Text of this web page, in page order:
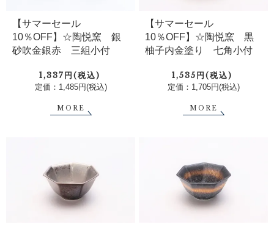
【サマーセール
10％OFF】☆陶悦窯 銀
砂吹金銀赤 三組小付
1,337円(税込)
定価：1,485円(税込)
MORE
【サマーセール
10％OFF】☆陶悦窯 黒
柚子内金塗り 七角小付
1,535円(税込)
定価：1,705円(税込)
MORE